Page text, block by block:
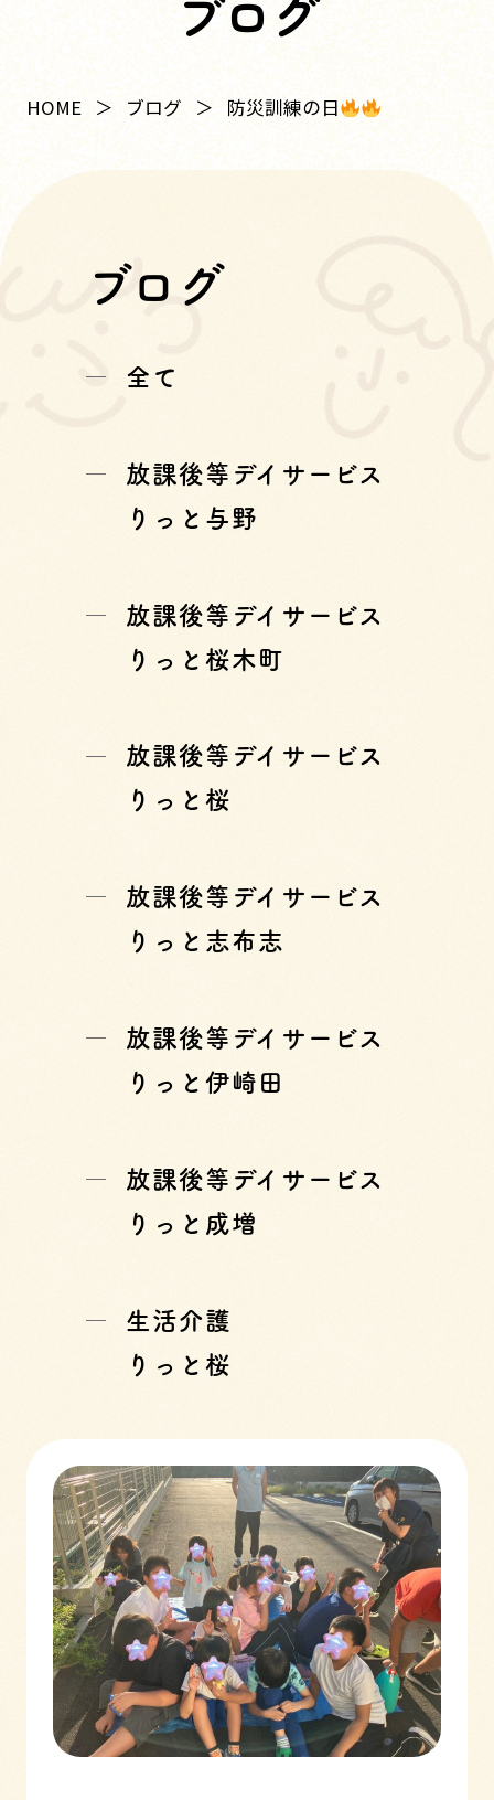
ブログ
HOME ブログ 防災訓練の日
ブログ
全て
放課後等デイサービス
りっと与野
放課後等デイサービス
りっと桜木町
放課後等デイサービス
りっと桜
放課後等デイサービス
りっと志布志
放課後等デイサービス
りっと伊崎田
放課後等デイサービス
りっと成増
生活介護
りっと桜